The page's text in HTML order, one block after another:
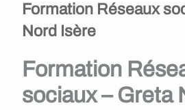
Formation Réseaux
Nord Isère
Formation
sociaux – Greta